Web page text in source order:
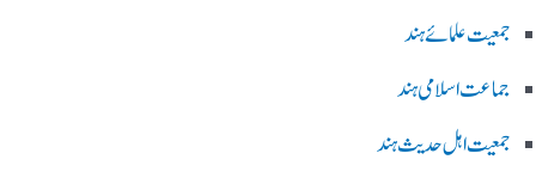
جمعیت علمائے ہند
جماعت اسلامی ہند
جمعیت اہل حدیث ہند